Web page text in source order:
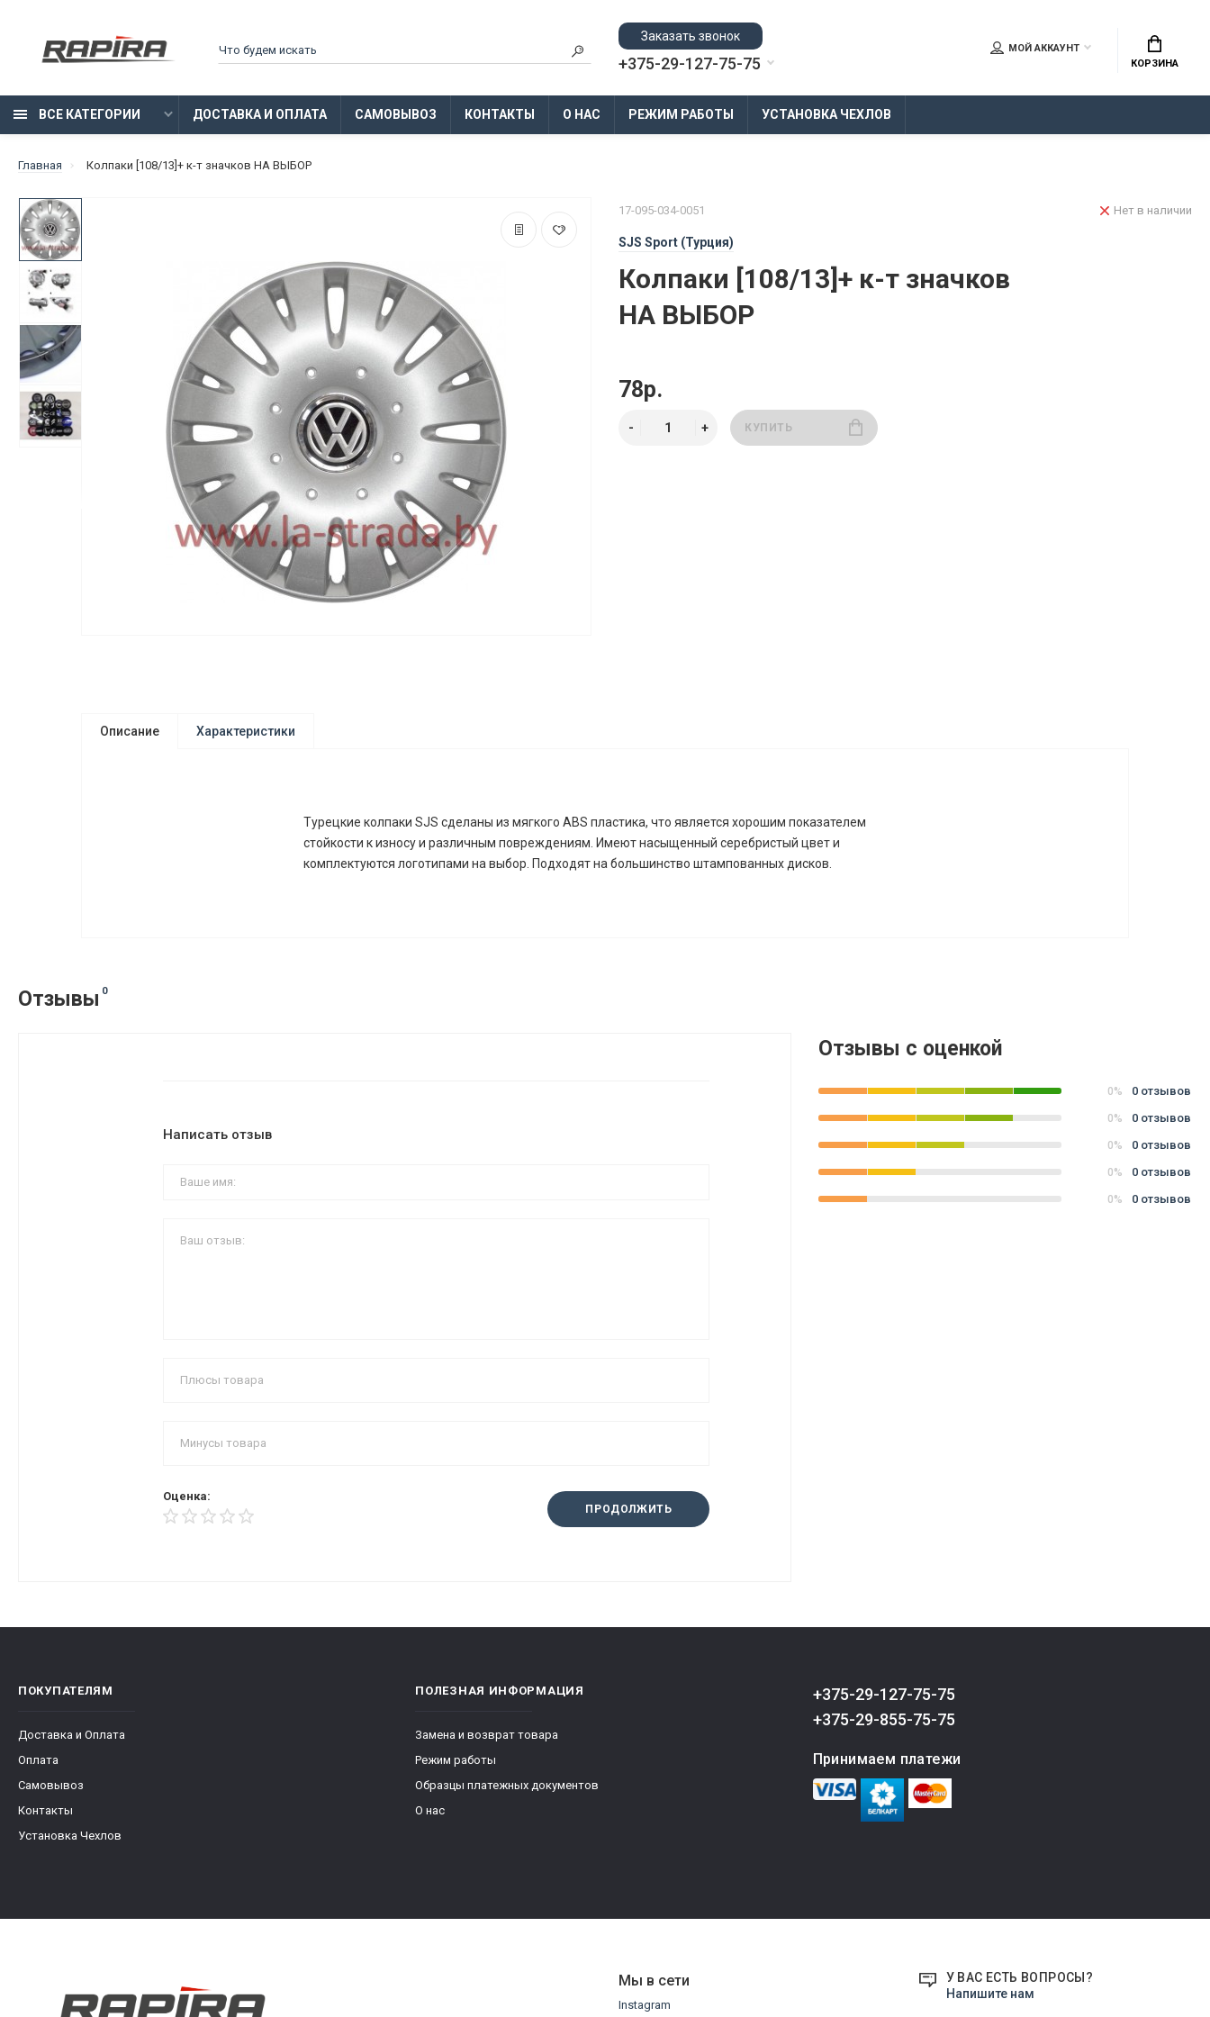
Заказать звонок
+375-29-127-75-75
МОЙ АККАУНТ
КОРЗИНА
ВСЕ КАТЕГОРИИ ДОСТАВКА И ОПЛАТА САМОВЫВОЗ КОНТАКТЫ О НАС РЕЖИМ РАБОТЫ УСТАНОВКА ЧЕХЛОВ
Главная Колпаки [108/13]+ к-т значков НА ВЫБОР
17-095-034-0051
SJS Sport (Турция)
Колпаки [108/13]+ к-т значков
НА ВЫБОР
Нет в наличии
78р.
КУПИТЬ
Описание Характеристики
Турецкие колпаки SJS сделаны из мягкого ABS пластика, что является хорошим показателем
стойкости к износу и различным повреждениям. Имеют насыщенный серебристый цвет и
комплектуются логотипами на выбор. Подходят на большинство штампованных дисков.
Отзывы 0
Написать отзыв
Оценка:
ПРОДОЛЖИТЬ
Отзывы с оценкой
0% 0 отзывов
0% 0 отзывов
0% 0 отзывов
0% 0 отзывов
0% 0 отзывов
ПОКУПАТЕЛЯМ
Доставка и Оплата
Оплата
Самовывоз
Контакты
Установка Чехлов
ПОЛЕЗНАЯ ИНФОРМАЦИЯ
Замена и возврат товара
Режим работы
Образцы платежных документов
О нас
+375-29-127-75-75
+375-29-855-75-75
Принимаем платежи
У ВАС ЕСТЬ ВОПРОСЫ?
Напишите нам
Мы в сети
Instagram